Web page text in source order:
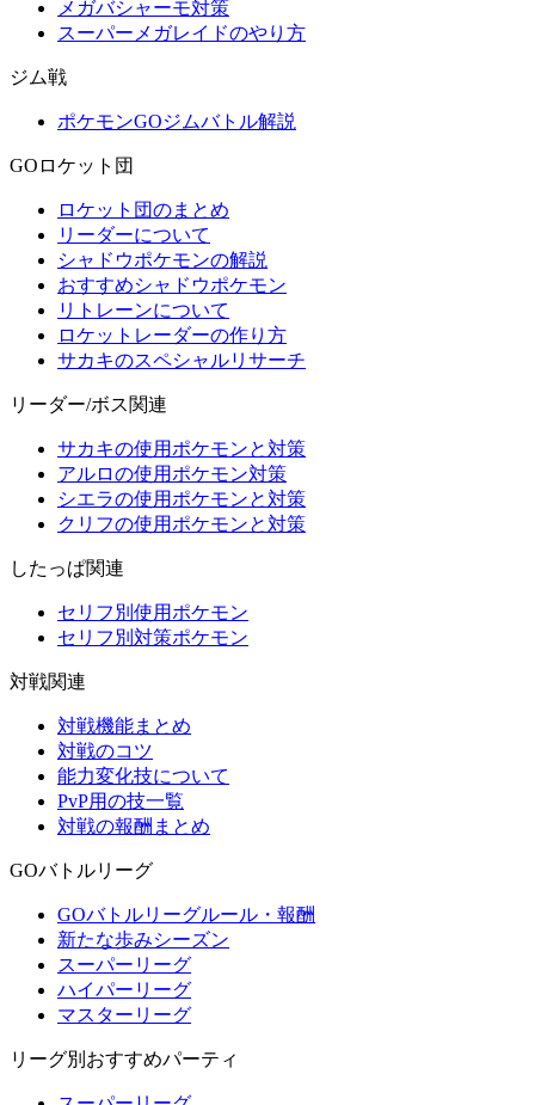
メガバシャーモ対策
スーパーメガレイドのやり方
ジム戦
ポケモンGOジムバトル解説
GOロケット団
ロケット団のまとめ
リーダーについて
シャドウポケモンの解説
おすすめシャドウポケモン
リトレーンについて
ロケットレーダーの作り方
サカキのスペシャルリサーチ
リーダー/ボス関連
サカキの使用ポケモンと対策
アルロの使用ポケモン対策
シエラの使用ポケモンと対策
クリフの使用ポケモンと対策
したっぱ関連
セリフ別使用ポケモン
セリフ別対策ポケモン
対戦関連
対戦機能まとめ
対戦のコツ
能力変化技について
PvP用の技一覧
対戦の報酬まとめ
GOバトルリーグ
GOバトルリーグルール・報酬
新たな歩みシーズン
スーパーリーグ
ハイパーリーグ
マスターリーグ
リーグ別おすすめパーティ